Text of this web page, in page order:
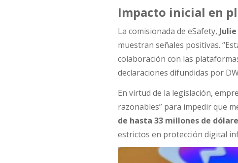
Impacto inicial en
La comisionada de eSafety,
muestran señales positivas.
colaboración con las
declaraciones difundidas por
En virtud de la legislación,
razonables” para impedir que
de hasta 33 millones de
estrictos en protección digital